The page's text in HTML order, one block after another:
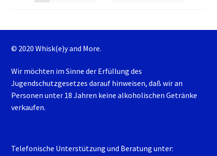
© 2020 Whisk(e)y and More.
Wir möchten im Sinne der Erfüllung des
Jugendschutzgesetzes darauf hinweisen, daß wir an
Personen unter 18 Jahren keine alkoholischen Getränke
verkaufen.
Telefonische Unterstützung und Beratung unter: